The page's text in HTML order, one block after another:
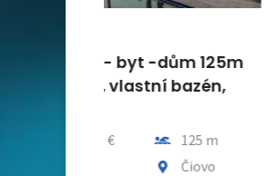
ZADAR, PRIVLAKA -
stavební pozemek
Plocha celkem
2 351 m² Obec,